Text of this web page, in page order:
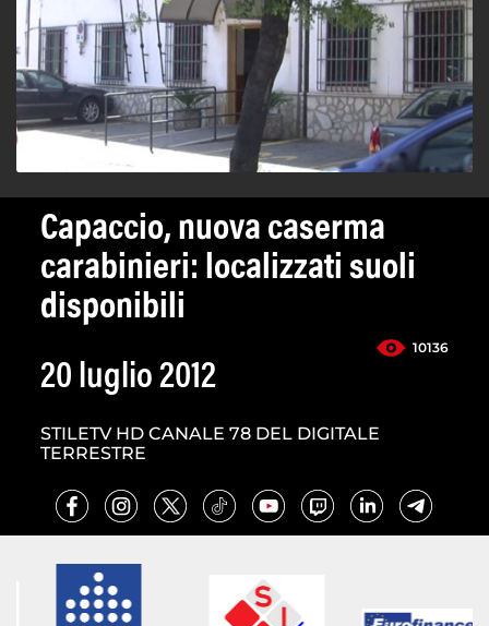
Capaccio, nuova caserma
carabinieri: localizzati suoli
disponibili
10136
20 luglio 2012
STILETV HD CANALE 78 DEL DIGITALE
TERRESTRE